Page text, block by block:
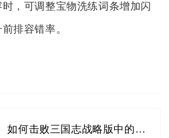
，可调整宝物洗练词条增加闪
排容错率。
如何击败三国志战略版中的奶枪策略